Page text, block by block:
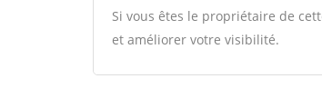
Si vous êtes le propriétaire de
et améliorer votre visibilité.